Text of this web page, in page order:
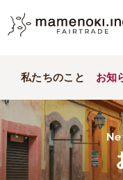
私たちのこと お知